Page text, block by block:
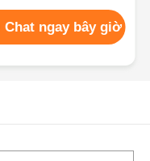
Chat ngay bây giờ